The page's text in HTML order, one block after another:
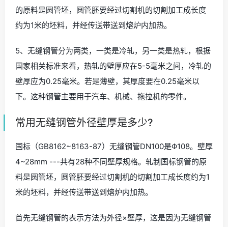
的原料是圆管坯，圆管胚要经过切割机的切割加工成长度
约为1米的坯料，并经传送带送到熔炉内加热。
5、无缝钢管分为两类，一类是冷轧，另一类是热轧，根据
国家相关标准来看，热轧的壁厚应在5-5毫米之间，冷轧的
壁厚应为0.25毫米。若是薄壁，其厚度要在0.25毫米以
下。这种钢管主要用于汽车、机械、拖拉机的零件。
常用无缝钢管外径壁厚是多少?
国标（GB8162~8163-87）无缝钢管DN100是Φ108。壁厚
4~28mm ---共有28种不同壁厚规格。轧制国标钢管的原
料是圆管坯，圆管胚要经过切割机的切割加工成长度约为1
米的坯料，并经传送带送到熔炉内加热。
首先无缝钢管的表示方法为外径×壁厚，这是因为无缝钢管